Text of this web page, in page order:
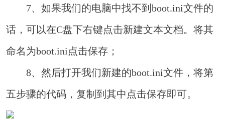
7、如果我们的电脑中找不到boot.ini文件的
话，可以在C盘下右键点击新建文本文档。将其
命名为boot.ini点击保存；
8、然后打开我们新建的boot.ini文件，将第
五步骤的代码，复制到其中点击保存即可。